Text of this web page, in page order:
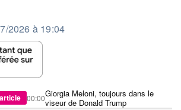
par
2026 à 19:04
Giorgia Meloni, toujours dans le
viseur de Donald Trump
00:00